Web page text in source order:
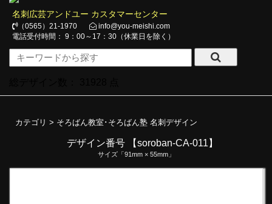
名刺広芸アンドユー カスタマーセンター
（0565）21-1970
info@you-meishi.com
電話受付時間： 9：00～17：30（休業日を除く）
カテゴリ > そろばん教室･そろばん塾 名刺デザイン
デザイン番号 【soroban-CA-011】
サイズ「91mm × 55mm」